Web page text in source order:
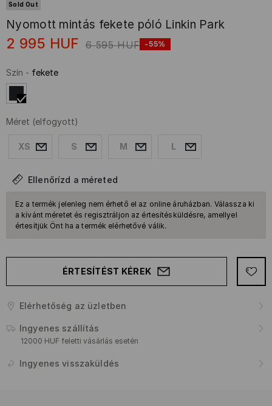
Sold Out
Nyomott mintás fekete póló Linkin Park
2 995 HUF 6 595 HUF -55%
Szín - fekete
Méret (elfogyott)
XS S M L
Ellenőrízd a méreted
Ez a termék jelenleg nem érhető el az online áruházban. Válassza ki
a kívánt méretet és regisztráljon az értesítésküldésre, amellyel
értesítjük Önt ha a termék elérhetővé válik.
ÉRTESÍTÉST KÉREK
Elérhetőség az üzletben
Ingyenes szállítás
12000 HUF feletti vásárlás esetén
Ingyenes visszaküldés